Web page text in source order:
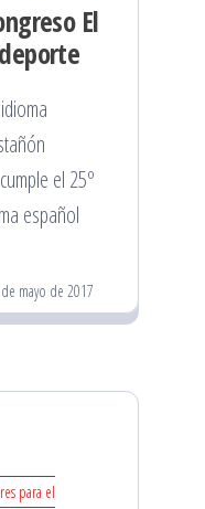
El
el 25º
español
mayo de 2017
para el